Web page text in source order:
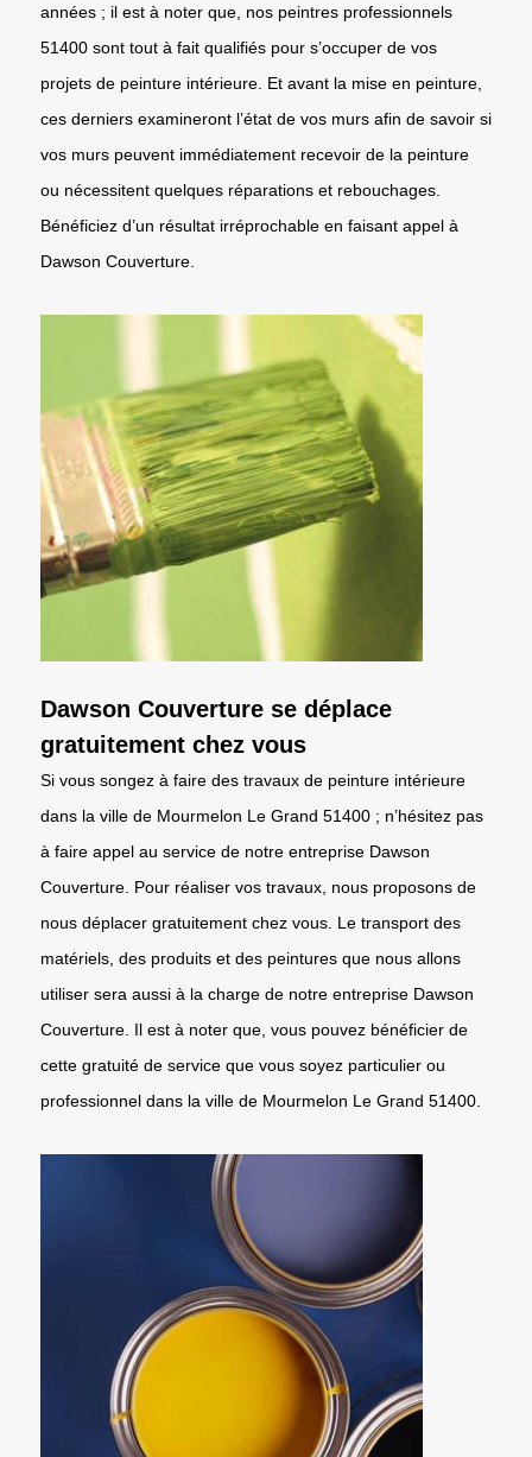
années ; il est à noter que, nos peintres professionnels
51400 sont tout à fait qualifiés pour s’occuper de vos
projets de peinture intérieure. Et avant la mise en peinture,
ces derniers examineront l’état de vos murs afin de savoir si
vos murs peuvent immédiatement recevoir de la peinture
ou nécessitent quelques réparations et rebouchages.
Bénéficiez d’un résultat irréprochable en faisant appel à
Dawson Couverture.
Dawson Couverture se déplace
gratuitement chez vous
Si vous songez à faire des travaux de peinture intérieure
dans la ville de Mourmelon Le Grand 51400 ; n’hésitez pas
à faire appel au service de notre entreprise Dawson
Couverture. Pour réaliser vos travaux, nous proposons de
nous déplacer gratuitement chez vous. Le transport des
matériels, des produits et des peintures que nous allons
utiliser sera aussi à la charge de notre entreprise Dawson
Couverture. Il est à noter que, vous pouvez bénéficier de
cette gratuité de service que vous soyez particulier ou
professionnel dans la ville de Mourmelon Le Grand 51400.